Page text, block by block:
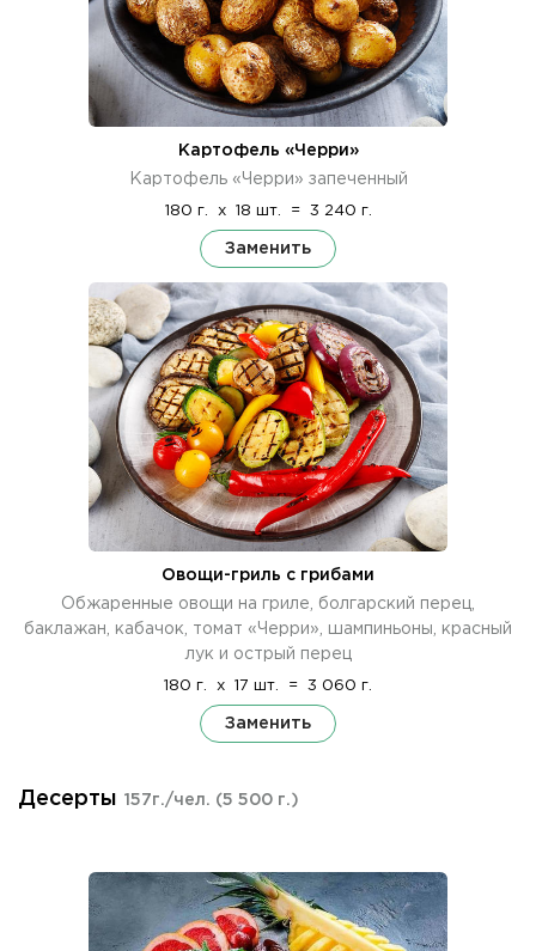
Картофель «Черри»
Картофель «Черри» запеченный
180 г. x 18 шт. = 3 240 г.
Заменить
Овощи-гриль с грибами
Обжаренные овощи на гриле, болгарский перец,
баклажан, кабачок, томат «Черри», шампиньоны, красный
лук и острый перец
180 г. x 17 шт. = 3 060 г.
Заменить
Десерты 157г./чел. (5 500 г.)